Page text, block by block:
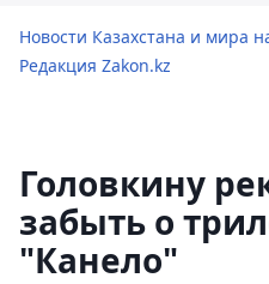
Новости Казахстана и мира
Редакция Zakon.kz
Головкину
забыть о
"Канело"